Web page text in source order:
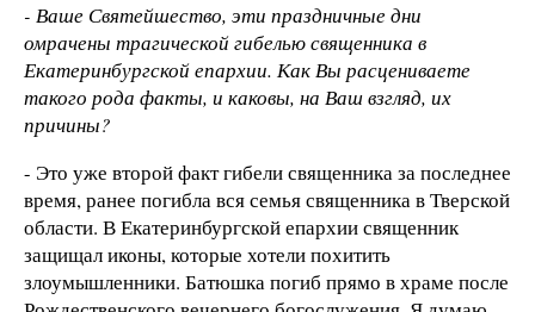
- Ваше Святейшество, эти праздничные дни
омрачены трагической гибелью священника в
Екатеринбургской епархии. Как Вы расцениваете
такого рода факты, и каковы, на Ваш взгляд, их
причины?
- Это уже второй факт гибели священника за последнее
время, ранее погибла вся семья священника в Тверской
области. В Екатеринбургской епархии священник
защищал иконы, которые хотели похитить
злоумышленники. Батюшка погиб прямо в храме после